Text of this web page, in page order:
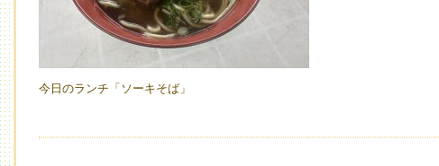
今日のランチ「ソーキそば」